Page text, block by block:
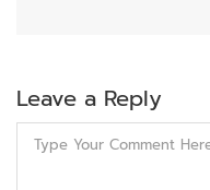
Leave a Reply